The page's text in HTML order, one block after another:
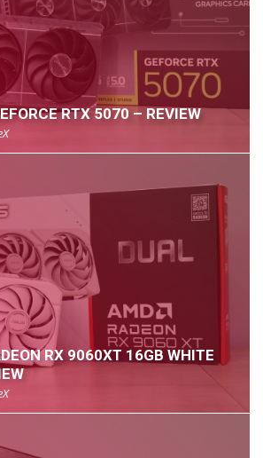
RTX 5070 – REVIEW
RX 9060XT 16GB WHITE